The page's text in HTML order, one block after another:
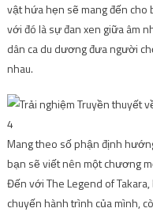
vật hứa hẹn sẽ mang đến
với đó là sự đan xen giữa âm
dân ca du dương đưa người
nhau.
Mang theo số phận định
bạn sẽ viết nên một chương
Đến với The Legend of
chuyến hành trình của mình,